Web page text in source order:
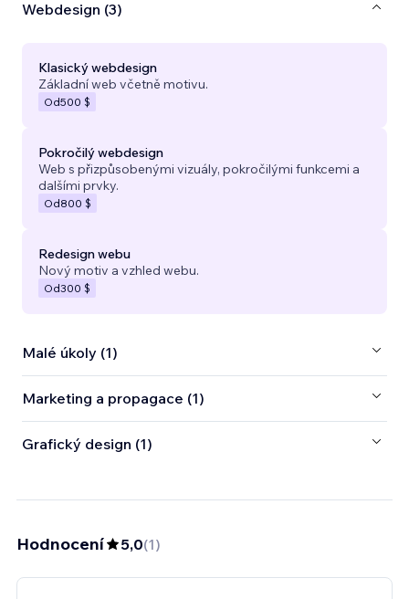
Webdesign (3)
Klasický webdesign
Základní web včetně motivu.
Od500 $
Pokročilý webdesign
Web s přizpůsobenými vizuály, pokročilými funkcemi a
dalšími prvky.
Od800 $
Redesign webu
Nový motiv a vzhled webu.
Od300 $
Malé úkoly (1)
Marketing a propagace (1)
Grafický design (1)
Hodnocení 5,0(1)